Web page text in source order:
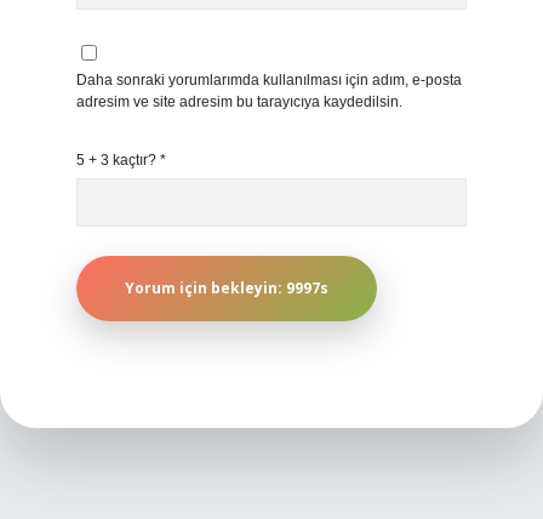
Daha sonraki yorumlarımda kullanılması için adım, e-posta
adresim ve site adresim bu tarayıcıya kaydedilsin.
5 + 3 kaçtır? *